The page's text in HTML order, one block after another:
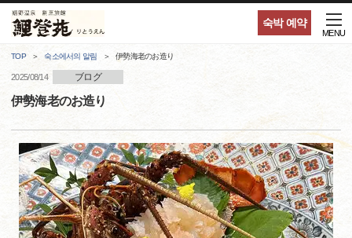
숙박 예약
MENU
TOP 숙소에서의 알림 伊勢海老のお造り
2025/08/14 ブログ
伊勢海老のお造り